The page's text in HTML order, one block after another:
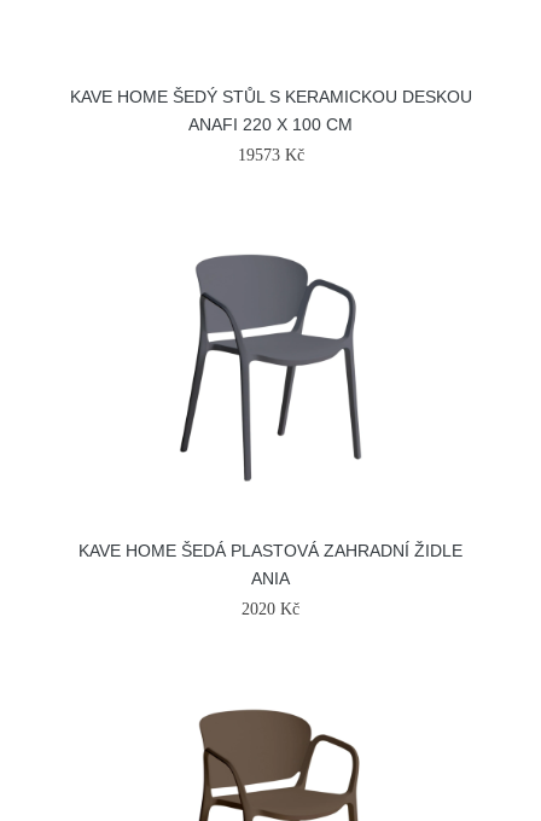
KAVE HOME ŠEDÝ STŮL S KERAMICKOU DESKOU
ANAFI 220 X 100 CM
19573 Kč
KAVE HOME ŠEDÁ PLASTOVÁ ZAHRADNÍ ŽIDLE
ANIA
2020 Kč